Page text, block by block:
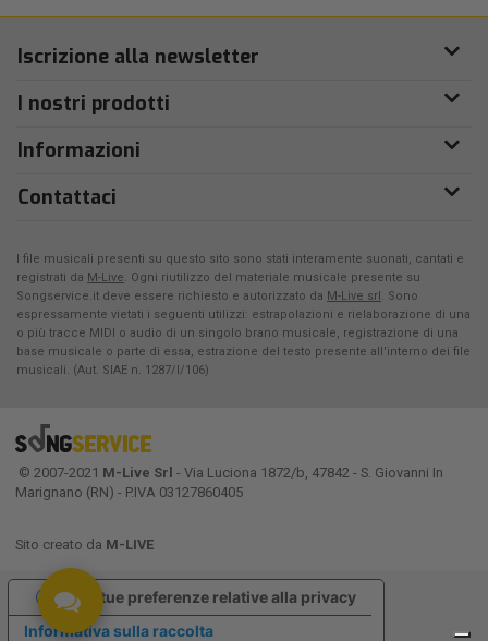
Iscrizione alla newsletter
I nostri prodotti
Informazioni
Contattaci
I file musicali presenti su questo sito sono stati interamente suonati, cantati e
registrati da M-Live. Ogni riutilizzo del materiale musicale presente su
Songservice.it deve essere richiesto e autorizzato da M-Live srl . Sono
espressamente vietati i seguenti utilizzi: estrapolazioni e rielaborazione di una
o più tracce MIDI o audio di un singolo brano musicale, registrazione di una
base musicale o parte di essa, estrazione del testo presente all'interno dei file
musicali. (Aut. SIAE n. 1287/I/106)
© 2007-2021 M-Live Srl - Via Luciona 1872/b, 47842 - S. Giovanni In
Marignano (RN) - P.IVA 03127860405
Sito creato da M-LIVE
Informativa sulla raccolta
Le tue preferenze relative alla privacy